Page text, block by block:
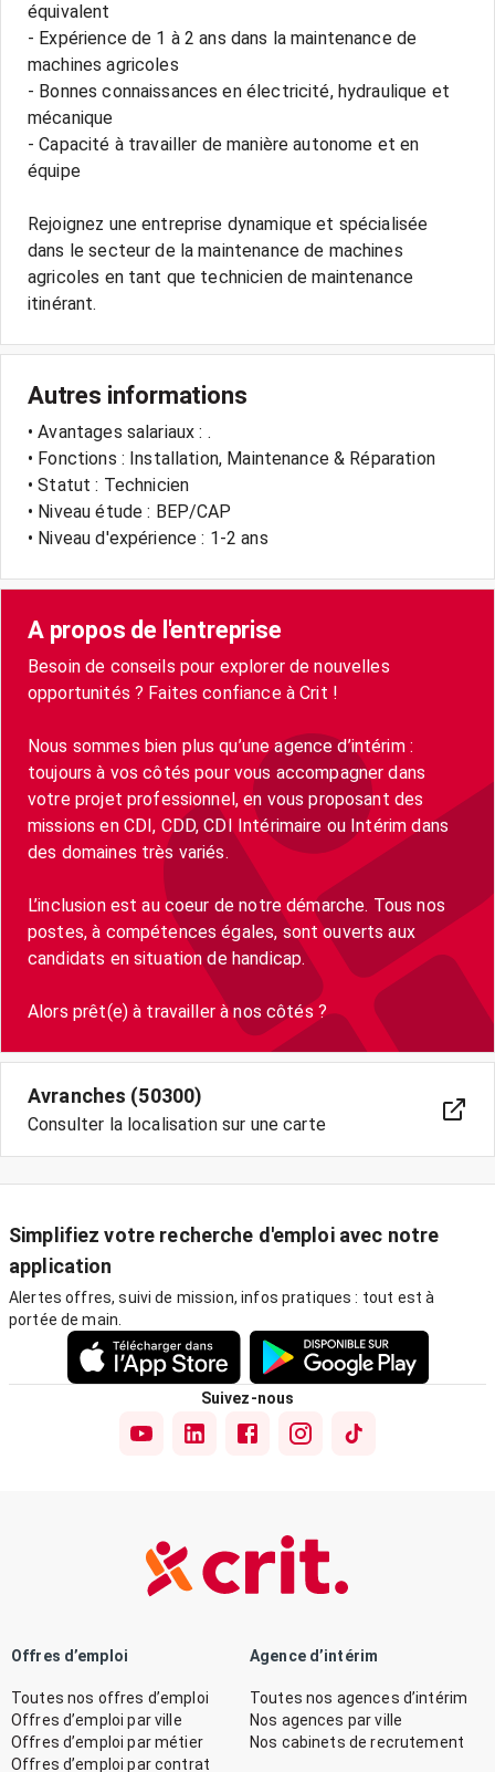
équivalent
- Expérience de 1 à 2 ans dans la maintenance de
machines agricoles
- Bonnes connaissances en électricité, hydraulique et
mécanique
- Capacité à travailler de manière autonome et en
équipe
Rejoignez une entreprise dynamique et spécialisée
dans le secteur de la maintenance de machines
agricoles en tant que technicien de maintenance
Autres informations
• Avantages salariaux : .
• Fonctions : Installation, Maintenance & Réparation
• Statut : Technicien
• Niveau étude : BEP/CAP
• Niveau d'expérience : 1-2 ans
A propos de l'entreprise
Besoin de conseils pour explorer de nouvelles
opportunités ? Faites confiance à Crit !
Nous sommes bien plus qu’une agence d’intérim :
toujours à vos côtés pour vous accompagner dans
votre projet professionnel, en vous proposant des
missions en CDI, CDD, CDI Intérimaire ou Intérim dans
des domaines très variés.
L’inclusion est au coeur de notre démarche. Tous nos
postes, à compétences égales, sont ouverts aux
candidats en situation de handicap.
Alors prêt(e) à travailler à nos côtés ?
Avranches (50300)
Consulter la localisation sur une carte
Simplifiez votre recherche d'emploi avec notre
application
Alertes offres, suivi de mission, infos pratiques : tout est à
portée de main.
Suivez-nous
Offres d’emploi
Toutes nos offres d’emploi
Offres d’emploi par ville
Offres d’emploi par métier
Offres d’emploi par contrat
Agence d’intérim
Toutes nos agences d’intérim
Nos agences par ville
Nos cabinets de recrutement